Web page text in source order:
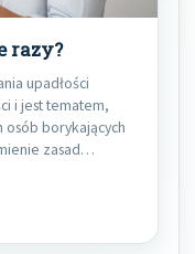
razy?
upadłości
i jest tematem,
borykających
zasad